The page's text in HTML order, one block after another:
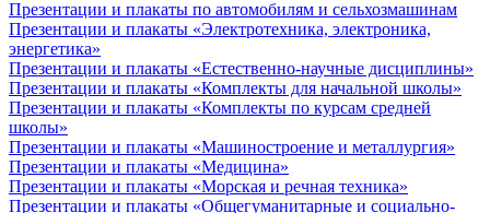
Презентации и плакаты по автомобилям и сельхозмашинам
Презентации и плакаты «Электротехника, электроника,
энергетика»
Презентации и плакаты «Естественно-научные дисциплины»
Презентации и плакаты «Комплекты для начальной школы»
Презентации и плакаты «Комплекты по курсам средней
школы»
Презентации и плакаты «Машиностроение и металлургия»
Презентации и плакаты «Медицина»
Презентации и плакаты «Морская и речная техника»
Презентации и плакаты «Общегуманитарные и социально-